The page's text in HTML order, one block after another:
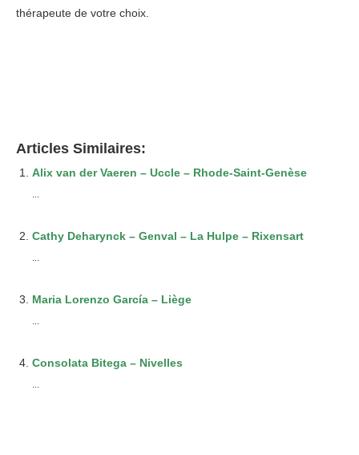
thérapeute de votre choix.
Articles Similaires:
Alix van der Vaeren – Uccle – Rhode-Saint-Genèse
...
Cathy Deharynck – Genval – La Hulpe – Rixensart
...
Maria Lorenzo García – Liège
...
Consolata Bitega – Nivelles
...